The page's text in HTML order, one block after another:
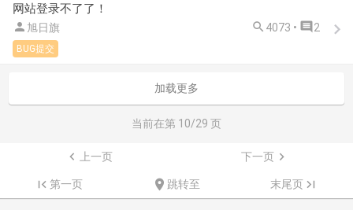
网站登录不了了！
 旭日旗  4073 •  2
BUG提交
加载更多
当前在第 10/29 页
 上一页 下一页
第一页 跳转至 末尾页